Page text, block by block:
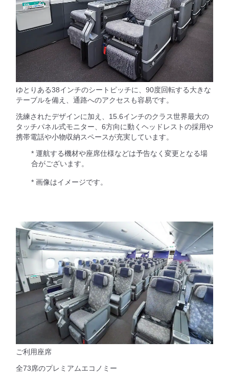
ゆとりある38インチのシートピッチに、90度回転する大きな
テーブルを備え、通路へのアクセスも容易です。
洗練されたデザインに加え、15.6インチのクラス世界最大の
タッチパネル式モニター、6方向に動くヘッドレストの採用や
携帯電話や小物収納スペースが充実しています。
* 運航する機材や座席仕様などは予告なく変更となる場
合がございます。
* 画像はイメージです。
ご利用座席
全73席のプレミアムエコノミー